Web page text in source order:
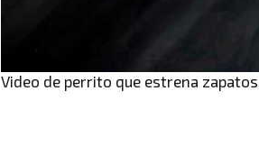
Video de perrito que estrena